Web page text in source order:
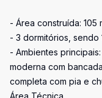
- Área construída: 105
- 3 dormitórios, sendo
- Ambientes
moderna com
completa com pia e
Área Técnica